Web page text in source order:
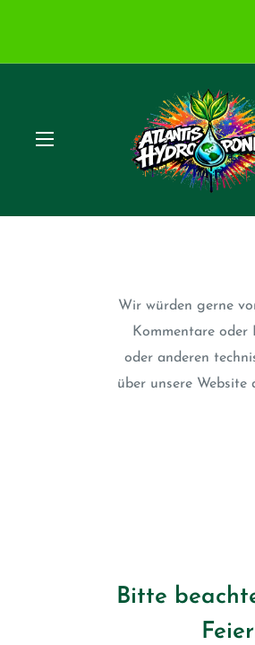
springen
Hydroponics
Wir würden gerne
Kommentare
oder anderen
über unsere
Bitte